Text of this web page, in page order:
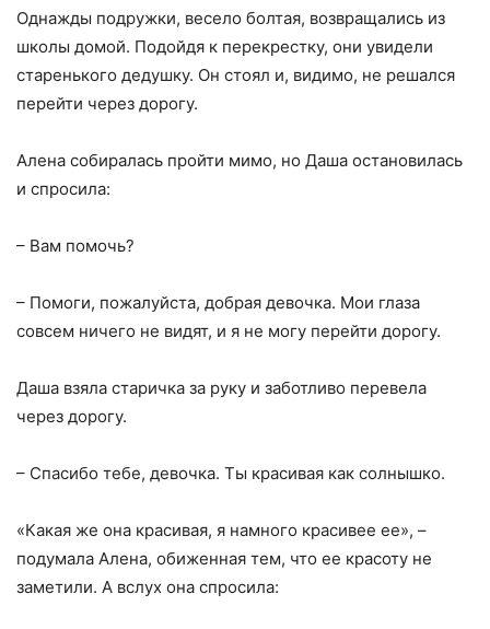
Однажды подружки, весело болтая, возвращались из
школы домой. Подойдя к перекрестку, они увидели
старенького дедушку. Он стоял и, видимо, не решался
перейти через дорогу.
Алена собиралась пройти мимо, но Даша остановилась
и спросила:
– Вам помочь?
– Помоги, пожалуйста, добрая девочка. Мои глаза
совсем ничего не видят, и я не могу перейти дорогу.
Даша взяла старичка за руку и заботливо перевела
через дорогу.
– Спасибо тебе, девочка. Ты красивая как солнышко.
«Какая же она красивая, я намного красивее ее», –
подумала Алена, обиженная тем, что ее красоту не
заметили. А вслух она спросила: